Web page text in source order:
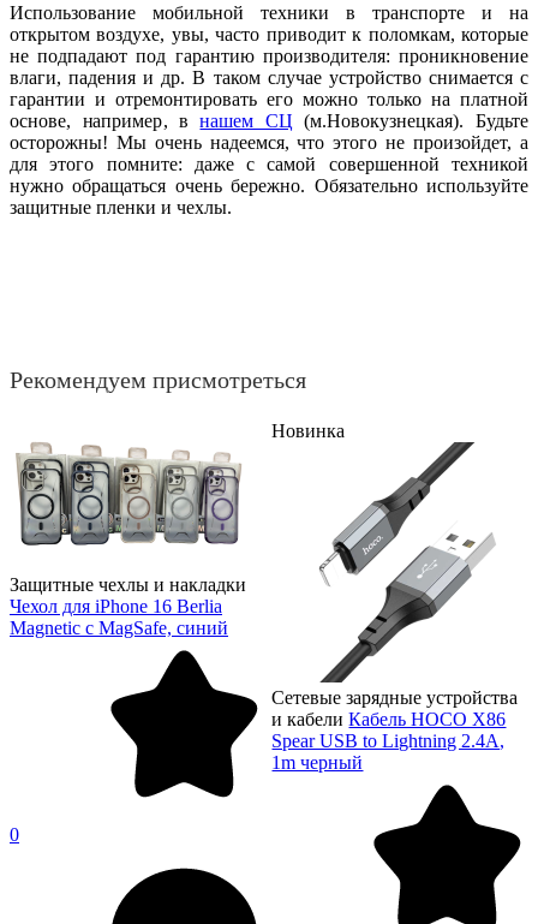
Использование мобильной техники в транспорте и на
открытом воздухе, увы, часто приводит к поломкам, которые
не подпадают под гарантию производителя: проникновение
влаги, падения и др. В таком случае устройство снимается с
гарантии и отремонтировать его можно только на платной
основе, например, внашем СЦ (м.Новокузнецкая). Будьте
осторожны! Мы очень надеемся, что этого не произойдет, а
для этого помните: даже с самой совершенной техникой
нужно обращаться очень бережно. Обязательно используйте
защитные пленки и чехлы.
Рекомендуем присмотреться
Защитные чехлы и накладки
Чехол для iPhone 16 Berlia
Magnetic с MagSafe, синий
0
Новинка
Сетевые зарядные устройства
и кабели Кабель HOCO X86
Spear USB to Lightning 2.4A,
1m черный